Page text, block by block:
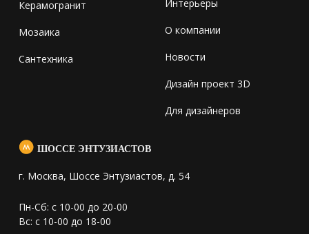
Керамогранит
Мозаика
Сантехника
Интерьеры
О компании
Новости
Дизайн проект 3D
Для дизайнеров
ШОССЕ ЭНТУЗИАСТОВ
г. Москва, Шоссе Энтузиастов, д. 54
Пн-Сб: с 10-00 до 20-00
Вс: с 10-00 до 18-00